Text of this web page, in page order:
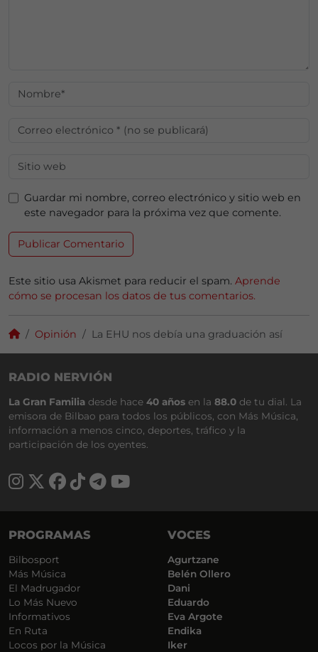
Guardar mi nombre, correo electrónico y sitio web en
este navegador para la próxima vez que comente.
Este sitio usa Akismet para reducir el spam. Aprende
cómo se procesan los datos de tus comentarios.
Opinión La EHU nos debía una graduación así
RADIO NERVIÓN
La Gran Familia desde hace 40 años en la 88.0 de tu dial. La
emisora de Bilbao para todos los públicos, con Más Música,
información a menos cinco, deportes, tráfico y la
participación de los oyentes.
PROGRAMAS
Bilbosport
Más Música
El Madrugador
Lo Más Nuevo
Informativos
En Ruta
Locos por la Música
VOCES
Agurtzane
Belén Ollero
Dani
Eduardo
Eva Argote
Endika
Iker